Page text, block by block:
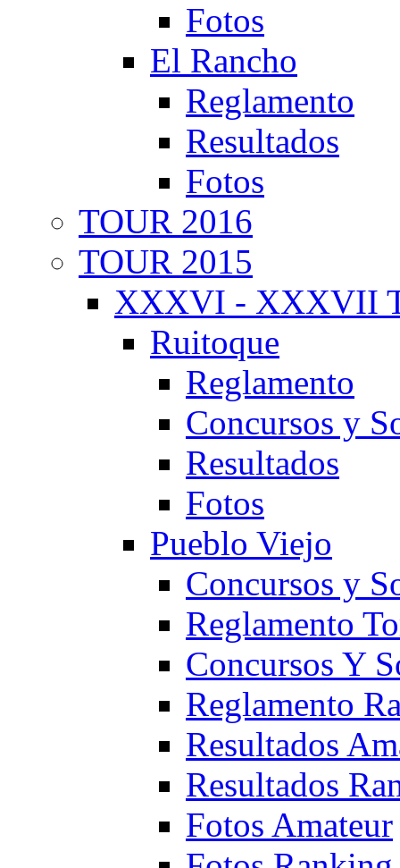
Fotos
El Rancho
Reglamento
Resultados
Fotos
TOUR 2016
TOUR 2015
XXXVI - XXXVII
Ruitoque
Reglamento
Concursos y
Resultados
Fotos
Pueblo Viejo
Concursos y
Reglamento
Concursos Y
Reglamento
Resultados
Resultados
Fotos Amateur